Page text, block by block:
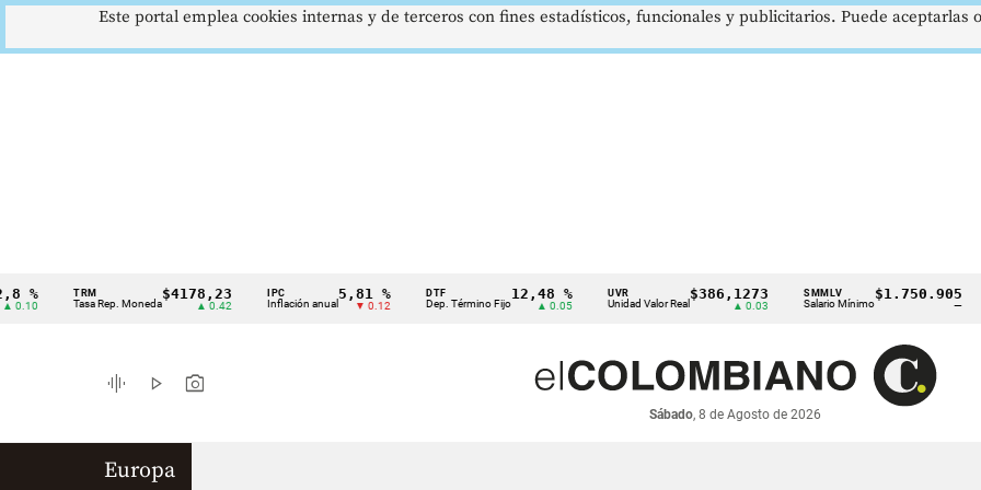
Cintillo
indicadores
económicos
Tasa Rep. Moneda
$4178,23
▲ 0.42 Inflación anual
5,81 %
▼ 0.12 Dep. Término Fijo
12,48 %
▲ 0.05 Unidad Valor Real
$386,1273
▲ 0.03
SMMLV
Salario Mínimo
$1.750.905
graphic_eq play_arrow photo_camera
Sábado, 8 de Agosto de 2026
Europa
Este portal emplea cookies internas y de terceros con fines estadísticos, funcionales y publicitarios. Puede aceptarlas